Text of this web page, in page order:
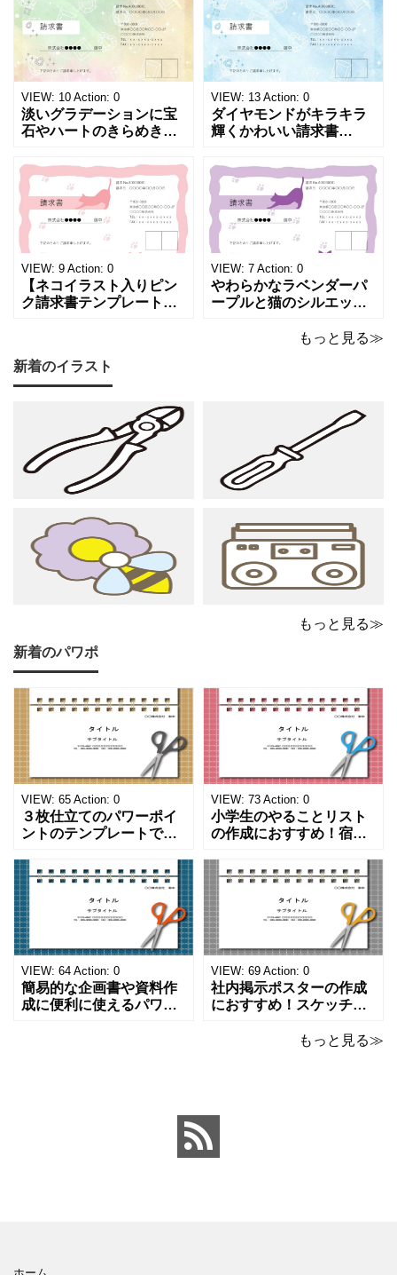
「返金領収書」のテンプ
レートとなります。 A4縦
型サイズで用紙に印
イズの無料テンプレート
で、Excel・Wo
VIEW: 10 Action: 0
淡いグラデーションに宝
石やハートのきらめきを
チックな請求書雛形で
す。パステルピンクやラ
ベンダーの色彩がやわら
かな質感を生み出し、受
け取った相手の心をくす
ぐる特別な仕上がりとな
っています。 ハンドメイ
ド雑貨、コスメブラン
VIEW: 13 Action: 0
ダイヤモンドがキラキラ
輝くかわいい請求書
感あふれるライトブルー
背景に、ジュエルモチー
フを散りばめた煌びやか
な請求書素材です。清潔
感と高級感が同居するデ
ザインは、クライアント
に信頼感と華やかな印象
を同時に届けます
VIEW: 9 Action: 0
【ネコイラスト入りピン
ク請求書テンプレート
ーの猫デザイン請求書雛
形です。波打ちフレーム
の中に描かれたキャット
シルエットや小さな肉球
モチーフが、ビジネス文
書にさりげない
VIEW: 7 Action: 0
やわらかなラベンダーパ
ープルと猫のシルエット
おしゃれな請求書フォー
出したいときにも活躍し
ます。 猫カフェやトリミ
ングサロン
もっと見る≫
新着のイラスト
もっと見る≫
新着のパワポ
VIEW: 65 Action: 0
３枚仕立てのパワーポイ
ントのテンプレートで
ペンのワンポイントイラ
ストが描かれています。
ご案内やお知らせなど簡
単な資料を時短で作成で
きる便利なフォーマット
になります。 文房具好き
の方、掲示ポスターを作
成をされたい方におす
VIEW: 73 Action: 0
小学生のやることリスト
の作成におすすめ！宿題
事をまとめたい時のフォ
ーマットにおすすめしま
す。 ノートタイプのフォ
ーマットで文字入れをし
やすく、壁に貼ってもか
わいいデザインです。お
子さんが見てもテンショ
ンが上がるテンプレ
VIEW: 64 Action: 0
簡易的な企画書や資料作
成に便利に使えるパワー
VIEW: 69 Action: 0
社内掲示ポスターの作成
におすすめ！スケッチブ
なパワーポイントのテン
トにおすすめします。 ダ
ウンロードしてテキス
もっと見る≫